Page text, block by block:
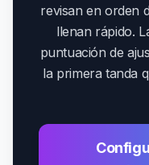
revisan en orden
llenan rápido.
puntuación de
la primera tanda